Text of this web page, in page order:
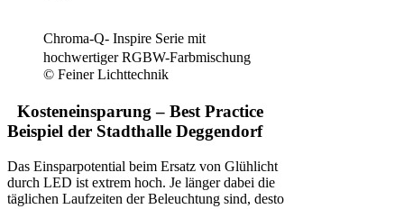
Chroma-Q- Inspire Serie mit
hochwertiger RGBW-Farbmischung
© Feiner Lichttechnik
Kosteneinsparung – Best Practice
Beispiel der Stadthalle Deggendorf
Das Einsparpotential beim Ersatz von Glühlicht
durch LED ist extrem hoch. Je länger dabei die
täglichen Laufzeiten der Beleuchtung sind, desto